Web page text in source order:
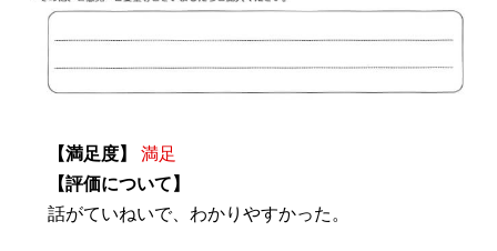
【満足度】
満足
【評価について】
話がていねいで、わかりやすかった。